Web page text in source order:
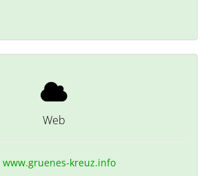
Web
www.gruenes-kreuz.info